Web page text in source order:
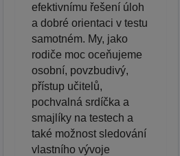
efektivnímu řešení úloh
a dobré orientaci v testu
samotném. My, jako
rodiče moc oceňujeme
osobní, povzbudivý,
přístup učitelů,
pochvalná srdíčka a
smajlíky na testech a
také možnost sledování
vlastního vývoje